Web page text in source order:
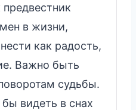
предвестник
в жизни,
как радость,
Важно быть
судьбы.
видеть в снах